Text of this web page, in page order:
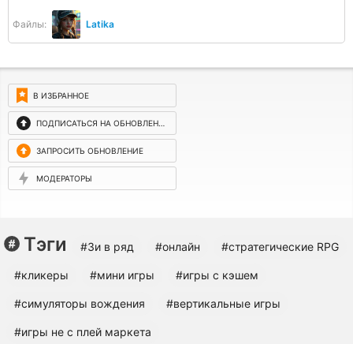
Файлы: Latika
В ИЗБРАННОЕ
ПОДПИСАТЬСЯ НА ОБНОВЛЕНИЯ
ЗАПРОСИТЬ ОБНОВЛЕНИЕ
МОДЕРАТОРЫ
Тэги #3и в ряд #онлайн #cтратегические RPG
#кликеры #мини игры #игры с кэшем
#симуляторы вождения #вертикальные игры
#игры не с плей маркета